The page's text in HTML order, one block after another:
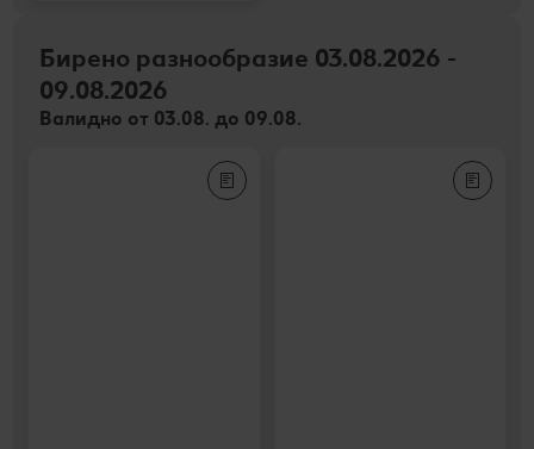
Бирено разнообразие 03.08.2026 -
09.08.2026
Валидно от 03.08. до 09.08.